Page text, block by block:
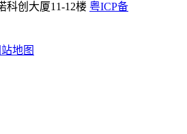
科创大厦11-12楼 粤ICP备
站地图